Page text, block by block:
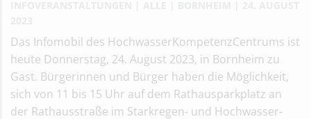
Das Infomobil des HochwasserKompetenzCentrums ist
heute Donnerstag, 24. August 2023, in Bornheim zu
Gast. Bürgerinnen und Bürger haben die Möglichkeit,
sich von 11 bis 15 Uhr auf dem Rathausparkplatz an
der Rathausstraße im Starkregen- und Hochwasser-